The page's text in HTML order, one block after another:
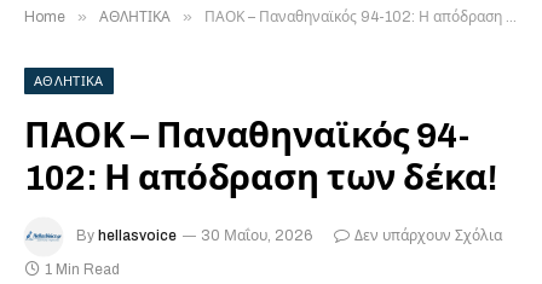
Home » ΑΘΛΗΤΙΚΑ » ΠΑΟΚ – Παναθηναϊκός 94-102: Η απόδραση των δέκα!
ΑΘΛΗΤΙΚΑ
ΠΑΟΚ – Παναθηναϊκός 94-
102: Η απόδραση των δέκα!
By hellasvoice 30 Μαΐου, 2026
Δεν υπάρχουν Σχόλια
1 Min Read